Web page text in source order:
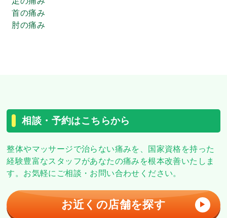
首の痛み
肘の痛み
相談・予約はこちらから
整体やマッサージで治らない痛みを、
国家資格を持った
経験豊富なスタッフがあなたの痛みを根本改善いたしま
す。 お気軽にご相談・お問い合わせください。
お近くの店舗を探す ▶